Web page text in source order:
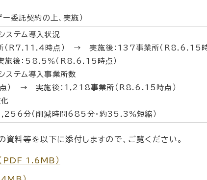
委託契約の上、実施）
ステム導入状況
所（R7.11.4時点） → 実施後：137事業所（R8.6.15時
後：58.5％（R8.6.15時点）
ステム導入事業所数
） → 実施後：1,218事業所（R8.6.15時点）
分（削減時間685分・約35.3％短縮）
料等を以下に添付しますので、ご覧ください。
PDF 1.6MB）